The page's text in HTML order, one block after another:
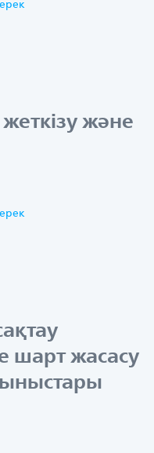
және
шарт жасасу